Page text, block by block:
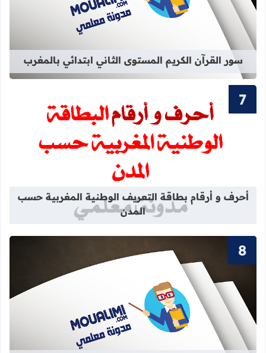
قراءة المزيد عن سور القرآن الكريم
سور القرآن الكريم المستوى الثاني ابتدائي بالمغرب
قراءة المزيد عن أحرف و أرقام
أحرف و أرقام بطاقة التعريف الوطنية المغربية حسب
المدن
قراءة المزيد عن جذاذة مولود جديد